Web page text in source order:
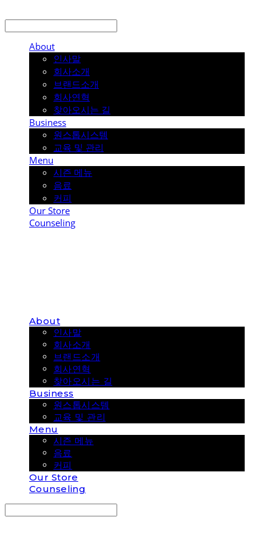
About
인사말
회사소개
브랜드소개
회사연혁
찾아오시는 길
Business
원스톱시스템
교육 및 관리
Menu
시즌 메뉴
음료
커피
Our Store
Counseling
About
인사말
회사소개
브랜드소개
회사연혁
찾아오시는 길
Business
원스톱시스템
교육 및 관리
Menu
시즌 메뉴
음료
커피
Our Store
Counseling